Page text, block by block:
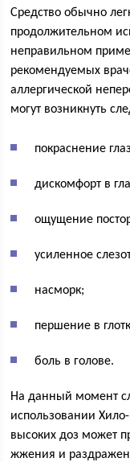
Средство обычно
продолжительном
неправильном
рекомендуемых
аллергической
могут возникнуть
покраснение
дискомфорт в
ощущение
усиленное
насморк;
першение в
боль в голове.
На данный момент
использовании
высоких доз может
жжения и